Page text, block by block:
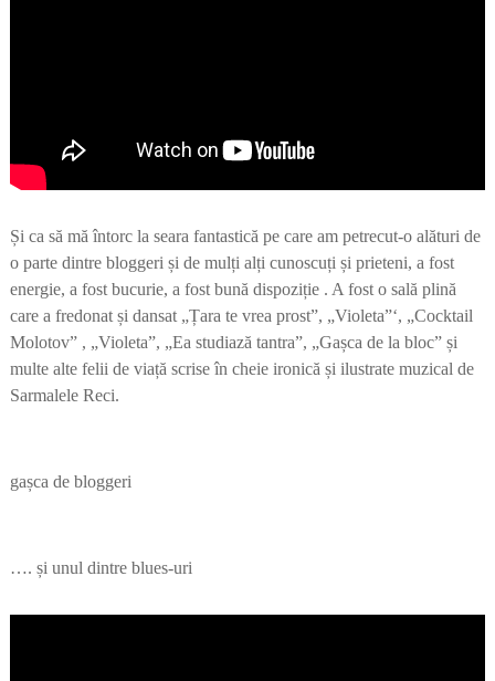
Și ca să mă întorc la seara fantastică pe care am petrecut-o alături de
o parte dintre bloggeri și de mulți alți cunoscuți și prieteni, a fost
energie, a fost bucurie, a fost bună dispoziție . A fost o sală plină
care a fredonat și dansat „Țara te vrea prost”, „Violeta”‘, „Cocktail
Molotov” , „Violeta”, „Ea studiază tantra”, „Gașca de la bloc” și
multe alte felii de viață scrise în cheie ironică și ilustrate muzical de
Sarmalele Reci.
gașca de bloggeri
…. și unul dintre blues-uri